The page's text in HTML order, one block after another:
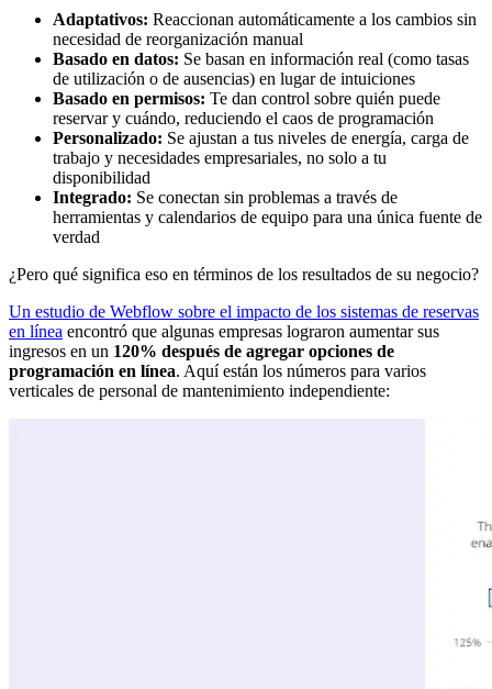
Adaptativos: Reaccionan automáticamente a los cambios sin
necesidad de reorganización manual
Basado en datos: Se basan en información real (como tasas
de utilización o de ausencias) en lugar de intuiciones
Basado en permisos: Te dan control sobre quién puede
reservar y cuándo, reduciendo el caos de programación
Personalizado: Se ajustan a tus niveles de energía, carga de
trabajo y necesidades empresariales, no solo a tu
disponibilidad
Integrado: Se conectan sin problemas a través de
herramientas y calendarios de equipo para una única fuente de
verdad
¿Pero qué significa eso en términos de los resultados de su negocio?
Un estudio de Webflow sobre el impacto de los sistemas de reservas
en línea encontró que algunas empresas lograron aumentar sus
ingresos en un 120% después de agregar opciones de
programación en línea. Aquí están los números para varios
verticales de personal de mantenimiento independiente: